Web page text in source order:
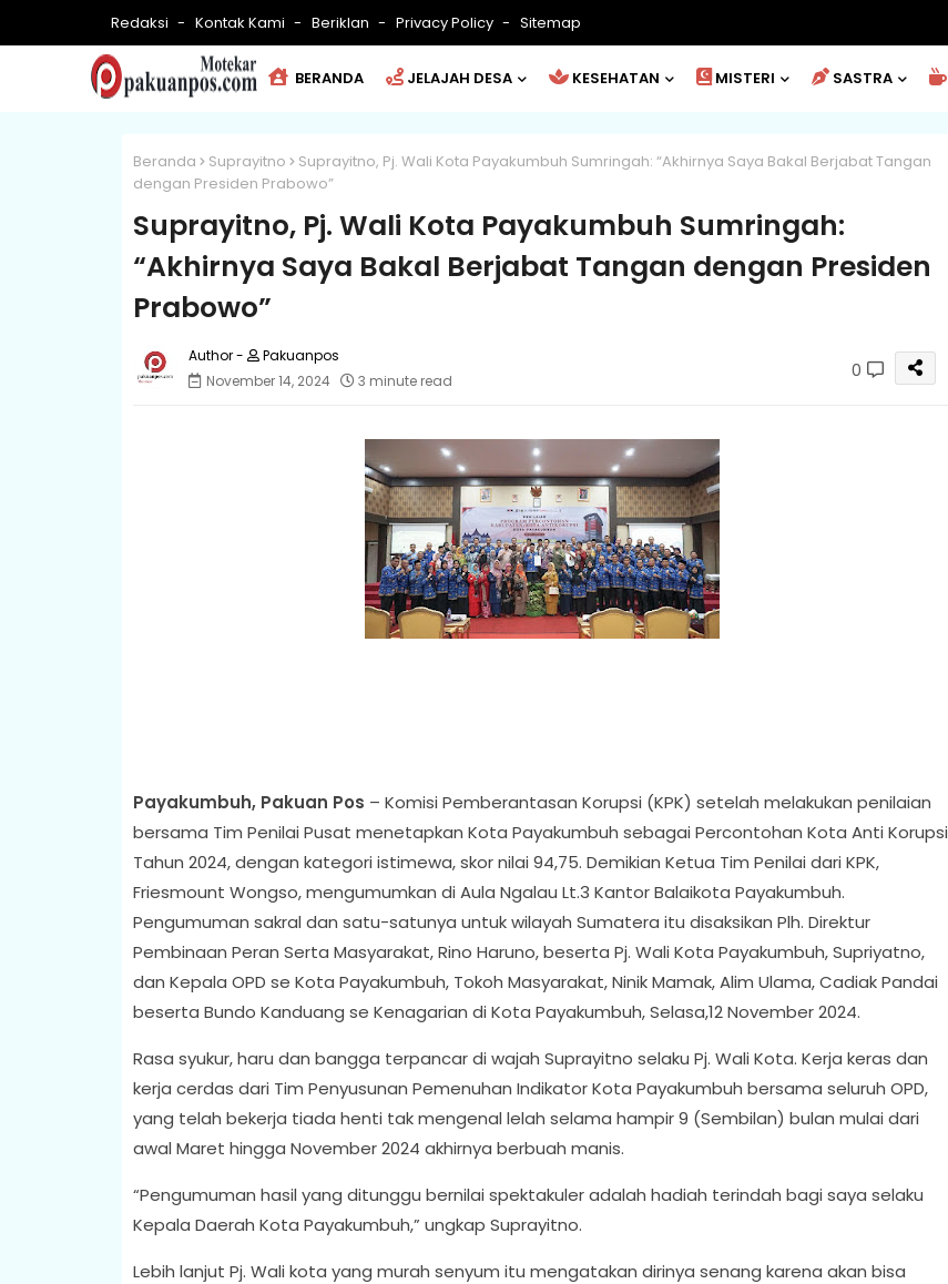
Redaksi Kontak Kami Beriklan Privacy Policy Sitemap
BERANDA JELAJAH DESA KESEHATAN MISTERI SASTRA
Beranda Suprayitno
Suprayitno, Pj. Wali Kota Payakumbuh Sumringah: “Akhirnya Saya Bakal Berjabat Tangan
dengan Presiden Prabowo”
Suprayitno, Pj. Wali Kota Payakumbuh Sumringah:
“Akhirnya Saya Bakal Berjabat Tangan dengan Presiden
Prabowo”
Pakuanpos
November 14, 2024
3 minute read 0
Payakumbuh, Pakuan Pos – Komisi Pemberantasan Korupsi (KPK) setelah melakukan penilaian
bersama Tim Penilai Pusat menetapkan Kota Payakumbuh sebagai Percontohan Kota Anti Korupsi
Tahun 2024, dengan kategori istimewa, skor nilai 94,75. Demikian Ketua Tim Penilai dari KPK,
Friesmount Wongso, mengumumkan di Aula Ngalau Lt.3 Kantor Balaikota Payakumbuh.
Pengumuman sakral dan satu-satunya untuk wilayah Sumatera itu disaksikan Plh. Direktur
Pembinaan Peran Serta Masyarakat, Rino Haruno, beserta Pj. Wali Kota Payakumbuh, Supriyatno,
dan Kepala OPD se Kota Payakumbuh, Tokoh Masyarakat, Ninik Mamak, Alim Ulama, Cadiak Pandai
beserta Bundo Kanduang se Kenagarian di Kota Payakumbuh, Selasa,12 November 2024.
Rasa syukur, haru dan bangga terpancar di wajah Suprayitno selaku Pj. Wali Kota. Kerja keras dan
kerja cerdas dari Tim Penyusunan Pemenuhan Indikator Kota Payakumbuh bersama seluruh OPD,
yang telah bekerja tiada henti tak mengenal lelah selama hampir 9 (Sembilan) bulan mulai dari
awal Maret hingga November 2024 akhirnya berbuah manis.
“Pengumuman hasil yang ditunggu bernilai spektakuler adalah hadiah terindah bagi saya selaku
Kepala Daerah Kota Payakumbuh,” ungkap Suprayitno.
Lebih lanjut Pj. Wali kota yang murah senyum itu mengatakan dirinya senang karena akan bisa